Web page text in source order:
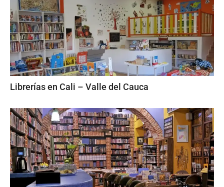
Librerías en Cali – Valle del Cauca